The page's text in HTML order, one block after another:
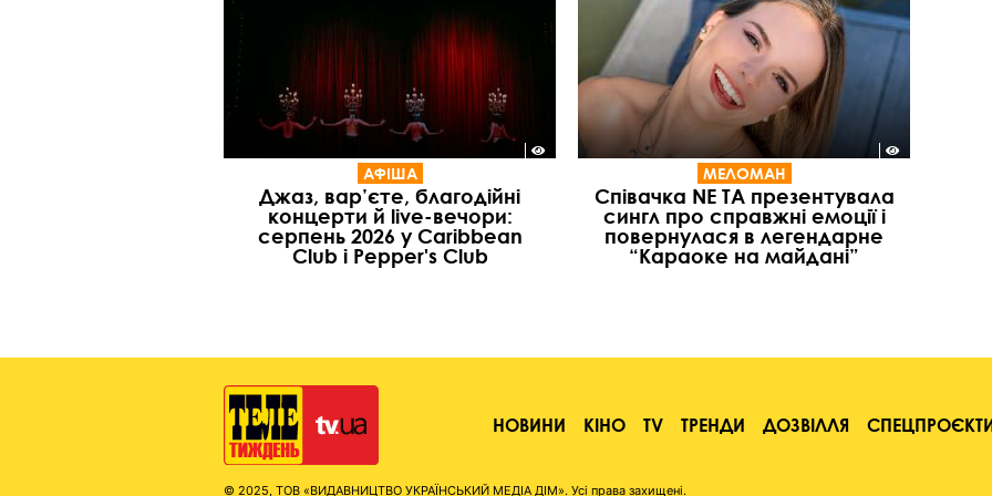
АФІША
Джаз, вар’єте, благодійні
концерти й live-вечори:
серпень 2026 у Caribbean
Club і Pepper's Club
МЕЛОМАН
Співачка NE TA презентувала
сингл про справжні емоції і
повернулася в легендарне
“Караоке на майдані”
НОВИНИ КІНО TV ТРЕНДИ ДОЗВІЛЛЯ
© 2025, ТОВ «ВИДАВНИЦТВО УКРАЇНСЬКИЙ МЕДІА ДІМ». Усі права захищені.